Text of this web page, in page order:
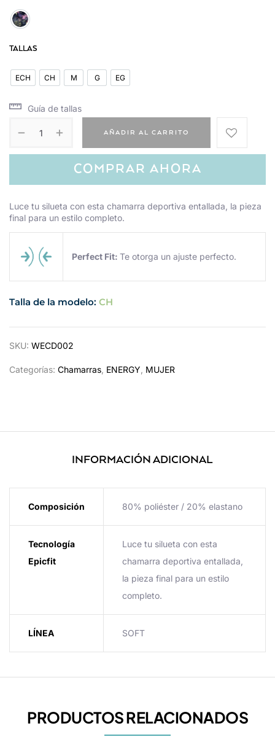
Galaxy
TALLAS
ECH
ECH CHCH M
M G
G EGEG
Guía de tallas
AÑADIR AL CARRITO
COMPRAR AHORA
Luce tu silueta con esta chamarra deportiva entallada, la pieza
final para un estilo completo.
Perfect Fit: Te otorga un ajuste perfecto.
Talla de la modelo: CH
SKU: WECD002
Categorías: Chamarras ENERGY MUJER
INFORMACIÓN ADICIONAL
Composición 80% poliéster / 20% elastano
Tecnología
Epicfit
Luce tu silueta con esta
chamarra deportiva entallada,
la pieza final para un estilo
completo.
LÍNEA SOFT
PRODUCTOS RELACIONADOS